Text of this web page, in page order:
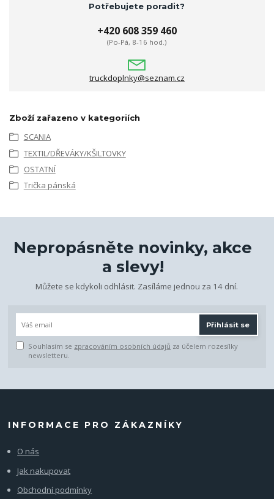
Potřebujete poradit?
+420 608 359 460
(Po-Pá, 8-16 hod.)
truckdoplnky@seznam.cz
Zboží zařazeno v kategoriích
SCANIA
TEXTIL/DŘEVÁKY/KŠILTOVKY
OSTATNÍ
Trička pánská
Nepropásněte novinky, akce
a slevy!
Můžete se kdykoli odhlásit. Zasíláme jednou za 14 dní.
Přihlásit se
Souhlasím se zpracováním osobních údajů za účelem rozesílky
newsletteru.
INFORMACE PRO ZÁKAZNÍKY
O nás
Jak nakupovat
Obchodní podmínky